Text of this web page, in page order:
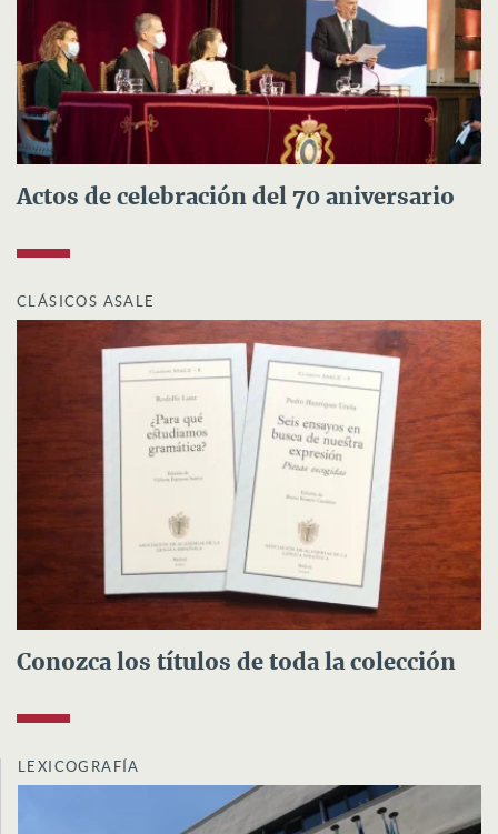
Actos de celebración del 70 aniversario
CLÁSICOS ASALE
Conozca los títulos de toda la colección
LEXICOGRAFÍA